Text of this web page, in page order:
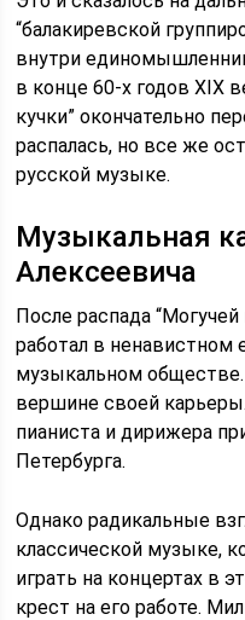
“балакиревской
внутри
в конце 60-х годов XIX
кучки” окончательно
распалась, но все же
русской музыке.
Музыкальная
Алексеевича
После распада
работал в
музыкальном
вершине своей
пианиста и дирижера
Петербурга.
Однако радикальные
классической музыке,
играть на концертах в
крест на его работе.